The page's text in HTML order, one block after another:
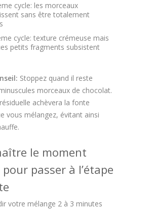
cycle: les morceaux
sans être totalement
cycle: texture crémeuse mais
petits fragments subsistent
Stoppez quand il reste
morceaux de chocolat.
achèvera la fonte
vous mélangez, évitant ainsi
le moment
passer à l’étape
votre mélange 2 à 3 minutes